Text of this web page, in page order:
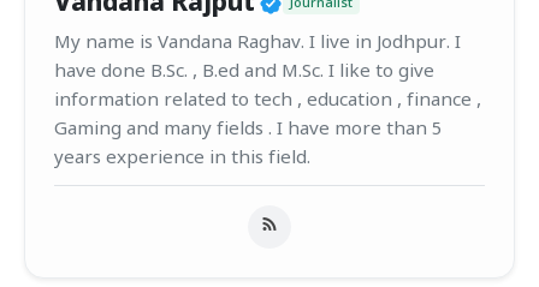
Journalist
My name is Vandana Raghav. I live in Jodhpur. I
have done B.Sc. , B.ed and M.Sc. I like to give
information related to tech , education , finance ,
Gaming and many fields . I have more than 5
years experience in this field.